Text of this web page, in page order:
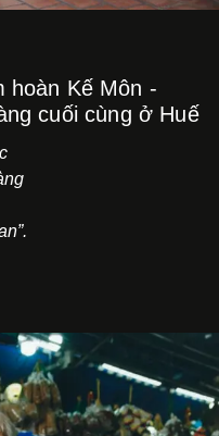
hoàn Kế Môn -
cuối cùng ở Huế